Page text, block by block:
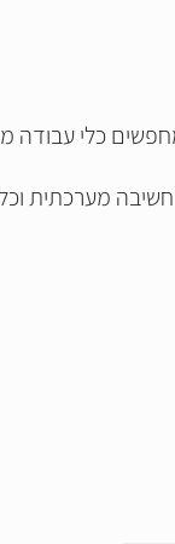
כלי עבודה
מערכתית